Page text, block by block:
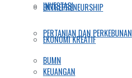
INVESTASI
PERTANIAN DAN PERKEBUNAN
BUMN
ENTREPRENEURSHIP
EKONOMI KREATIF
KEUANGAN